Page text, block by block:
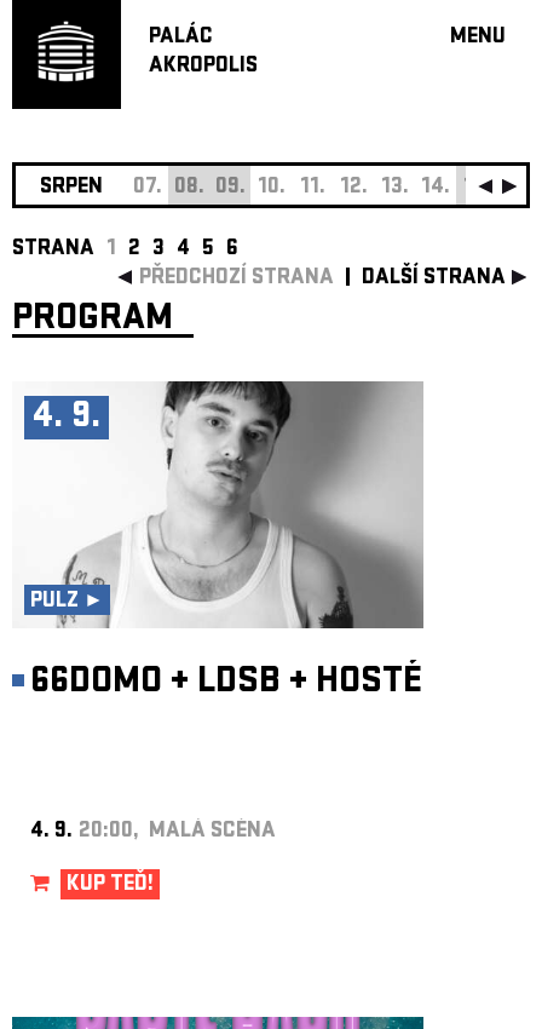
PALÁC
AKROPOLIS
MENU
JAZZ
HUDBA
SRPEN 07. 08. 09. 10. 11. 12. 13. 14. 15. 16.
STRANA 1 2 3 4 5 6
PŘEDCHOZÍ STRANA
DALŠÍ STRANA
PROGRAM
4. 9.
PULZ ►
66DOMO + LDSB + HOSTÉ
4. 9. 20:00, MALÁ SCÉNA
KUP TEĎ!